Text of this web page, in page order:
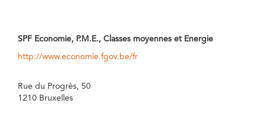
SPF Economie, P.M.E., Classes moyennes et Energie
http://www.economie.fgov.be/fr
Rue du Progrès, 50
1210 Bruxelles